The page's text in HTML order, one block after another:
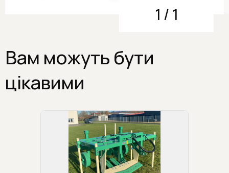
1 / 1
Вам можуть бути
цікавими